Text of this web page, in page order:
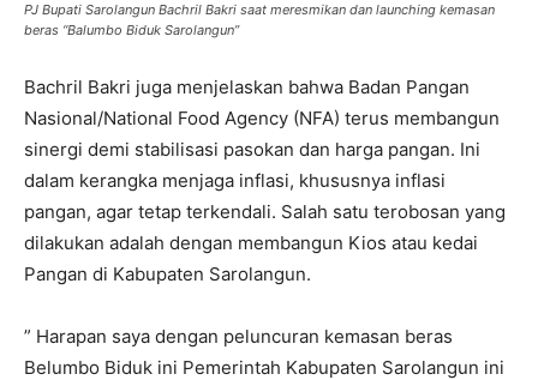
PJ Bupati Sarolangun Bachril Bakri saat meresmikan dan launching kemasan
beras “Balumbo Biduk Sarolangun”
Bachril Bakri juga menjelaskan bahwa Badan Pangan
Nasional/National Food Agency (NFA) terus membangun
sinergi demi stabilisasi pasokan dan harga pangan. Ini
dalam kerangka menjaga inflasi, khususnya inflasi
pangan, agar tetap terkendali. Salah satu terobosan yang
dilakukan adalah dengan membangun Kios atau kedai
Pangan di Kabupaten Sarolangun.
” Harapan saya dengan peluncuran kemasan beras
Belumbo Biduk ini Pemerintah Kabupaten Sarolangun ini